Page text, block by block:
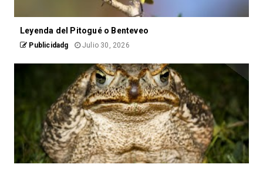
Leyenda del Pitogué o Benteveo
Publicidadg Julio 30, 2026